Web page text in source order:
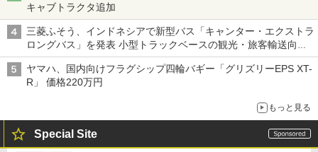
キャブトラクタ追加
三菱ふそう、インドネシアで新型バス「キャンター・エクストラ
ロングバス」を発表 小型トラックベースの観光・旅客輸送向け
バス
ヤマハ、国内向けフラグシップ四輪バギー「グリズリーEPS XT-
R」 価格220万円
もっと見る
Special Site